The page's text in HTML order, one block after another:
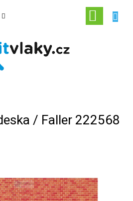
KOŠÍK
/ Faller 222568